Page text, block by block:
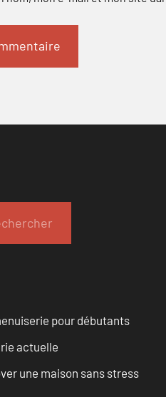
pour débutants
actuelle
une maison sans stress